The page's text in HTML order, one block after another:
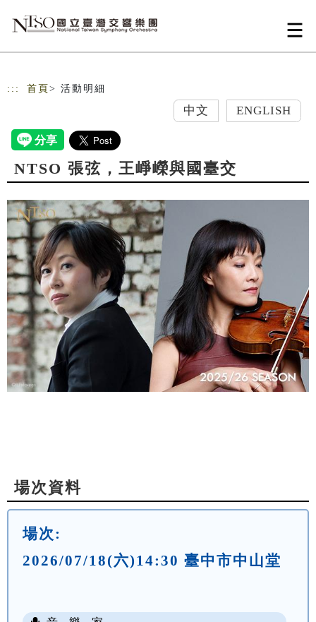
::: 首頁 > 活動明細
中文 ENGLISH
NTSO 張弦，王崢嶸與國臺交
場次資料
場次:
2026/07/18(六)14:30 臺中市中山堂